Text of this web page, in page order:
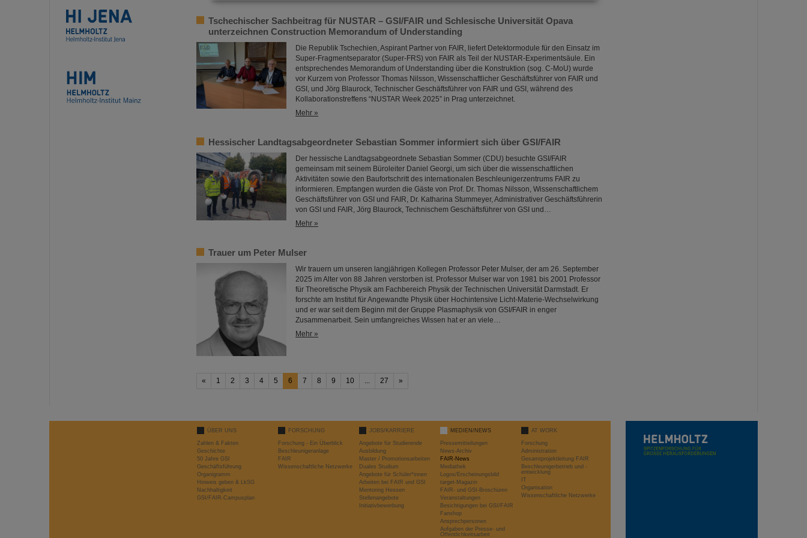
Tschechischer Sachbeitrag für NUSTAR – GSI/FAIR und Schlesische Universität Opava
unterzeichnen Construction Memorandum of Understanding
Die Republik Tschechien, Aspirant Partner von FAIR, liefert Detektormodule für den Einsatz im
Super-Fragmentseparator (Super-FRS) von FAIR als Teil der NUSTAR-Experimentsäule. Ein
entsprechendes Memorandum of Understanding über die Konstruktion (sog. C-MoU) wurde
vor Kurzem von Professor Thomas Nilsson, Wissenschaftlicher Geschäftsführer von FAIR und
GSI, und Jörg Blaurock, Technischer Geschäftsführer von FAIR und GSI, während des
Kollaborationstreffens “NUSTAR Week 2025” in Prag unterzeichnet.
Mehr »
Hessischer Landtagsabgeordneter Sebastian Sommer informiert sich über GSI/FAIR
Der hessische Landtagsabgeordnete Sebastian Sommer (CDU) besuchte GSI/FAIR
gemeinsam mit seinem Büroleiter Daniel Georgi, um sich über die wissenschaftlichen
Aktivitäten sowie den Baufortschritt des internationalen Beschleunigerzentrums FAIR zu
informieren. Empfangen wurden die Gäste von Prof. Dr. Thomas Nilsson, Wissenschaftlichem
Geschäftsführer von GSI und FAIR, Dr. Katharina Stummeyer, Administrativer Geschäftsführerin
von GSI und FAIR, Jörg Blaurock, Technischem Geschäftsführer von GSI und…
Mehr »
Trauer um Peter Mulser
Wir trauern um unseren langjährigen Kollegen Professor Peter Mulser, der am 26. September
2025 im Alter von 88 Jahren verstorben ist. Professor Mulser war von 1981 bis 2001 Professor
für Theoretische Physik am Fachbereich Physik der Technischen Universität Darmstadt. Er
forschte am Institut für Angewandte Physik über Hochintensive Licht-Materie-Wechselwirkung
und er war seit dem Beginn mit der Gruppe Plasmaphysik von GSI/FAIR in enger
Zusammenarbeit. Sein umfangreiches Wissen hat er an viele…
Mehr »
« 1 2 3 4 5 6 7 8 9 10 ... 27 »
ÜBER UNS
Zahlen & Fakten
Geschichte
50 Jahre GSI
Geschäftsführung
Organigramm
Hinweis geben & LkSG
Nachhaltigkeit
GSI/FAIR-Campusplan
FORSCHUNG
Forschung - Ein Überblick
Beschleunigeranlage
FAIR
Wissenschaftliche Netzwerke
JOBS/KARRIERE
Angebote für Studierende
Ausbildung
Master / Promotionsarbeiten
Duales Studium
Angebote für Schüler*innen
Arbeiten bei FAIR und GSI
Mentoring Hessen
Stellenangebote
Initiativbewerbung
MEDIEN/NEWS
Pressemitteilungen
News-Archiv
FAIR-News
Mediathek
Logos/Erscheinungsbild
target-Magazin
FAIR- und GSI-Broschüren
Veranstaltungen
Besichtigungen bei GSI/FAIR
Fanshop
Ansprechpersonen
Aufgaben der Presse- und
Öffentlichkeitsarbeit
AT WORK
Forschung
Administration
Gesamtprojektleitung FAIR
Beschleunigerbetrieb und -
entwicklung
IT
Organisation
Wissenschaftliche Netzwerke